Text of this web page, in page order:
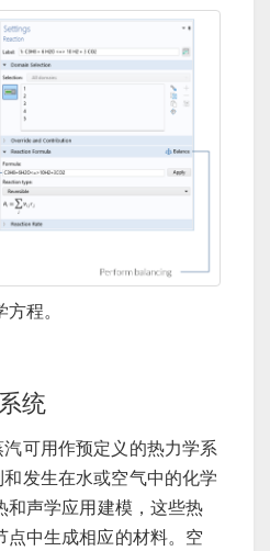
程。
统
可用作预定义的热力学系
发生在水或空气中的化学
和声学应用建模，这些热
点中生成相应的材料。空